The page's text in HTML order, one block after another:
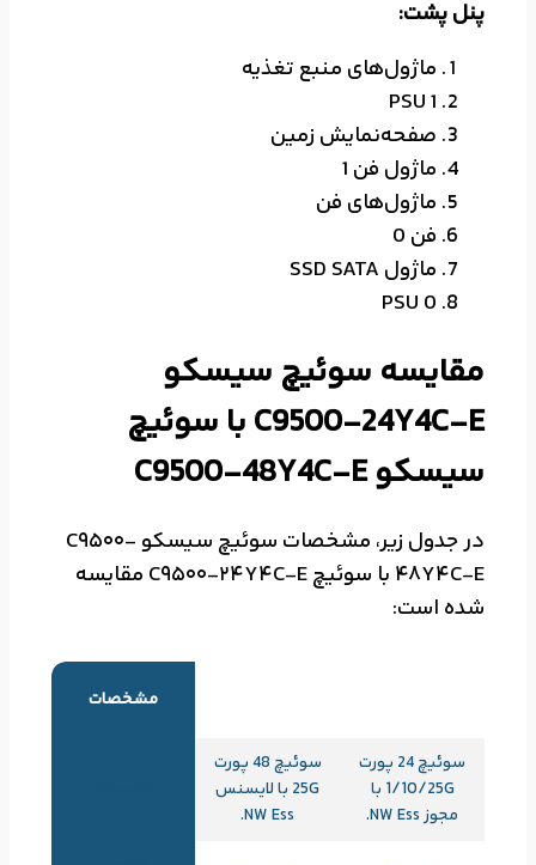
پنل پشت:
ماژول‌های منبع تغذیه
PSU 1
صفحه‌نمایش زمین
ماژول فن 1
ماژول‌های فن
فن 0
ماژول SSD SATA
PSU 0
مقایسه سوئیچ سیسکو
C9500-24Y4C-E با سوئیچ
سیسکو C9500-48Y4C-E
در جدول زیر، مشخصات سوئیچ سیسکو C9500-
48Y4C-E با سوئیچ C9500-24Y4C-E مقایسه
شده است:
مشخصات
سوئیچ 24 پورت
1/10/25G با
مجوز NW Ess.
سوئیچ 48 پورت
25G با لایسنس
NW Ess.